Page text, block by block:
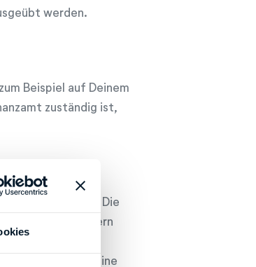
werden.
Beispiel auf Deinem
zuständig ist,
werden. Die
vergeben, sondern
Du entweder Deine